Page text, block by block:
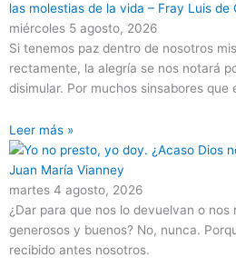
miércoles 5 agosto, 2026
Si tenemos paz dentro de nosotros
rectamente, la alegría se nos notará
disimular. Por muchos sinsabores que
Leer más »
martes 4 agosto, 2026
¿Dar para que nos lo devuelvan o
generosos y buenos? No, nunca.
recibido antes nosotros.